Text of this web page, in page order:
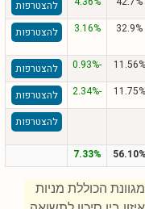
להצטרפות
32.9%
3.16% להצטרפות
11.56%
-0.93%
להצטרפות
11.75%
-2.34%
להצטרפות
להצטרפות
56.10%
7.33%
הכוללת מניות